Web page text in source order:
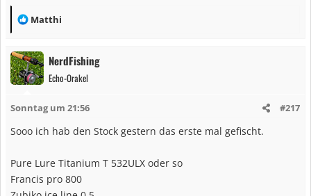
R
a
k
t
o
Matthi
NerdFishing
Echo-Orakel
Sonntag um 21:56 #217
Sooo ich hab den Stock gestern das erste mal gefischt.
Pure Lure Titanium T 532ULX oder so
Francis pro 800